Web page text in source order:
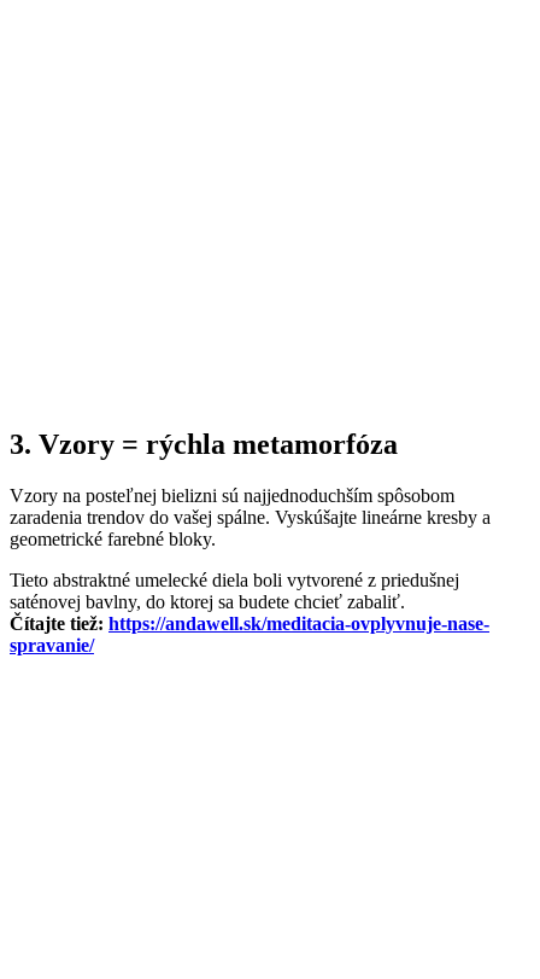
3. Vzory = rýchla metamorfóza
Vzory na posteľnej bielizni sú najjednoduchším spôsobom
zaradenia trendov do vašej spálne. Vyskúšajte lineárne kresby a
geometrické farebné bloky.
Tieto abstraktné umelecké diela boli vytvorené z priedušnej
saténovej bavlny, do ktorej sa budete chcieť zabaliť.
Čítajte tiež: https://andawell.sk/meditacia-ovplyvnuje-nase-
spravanie/